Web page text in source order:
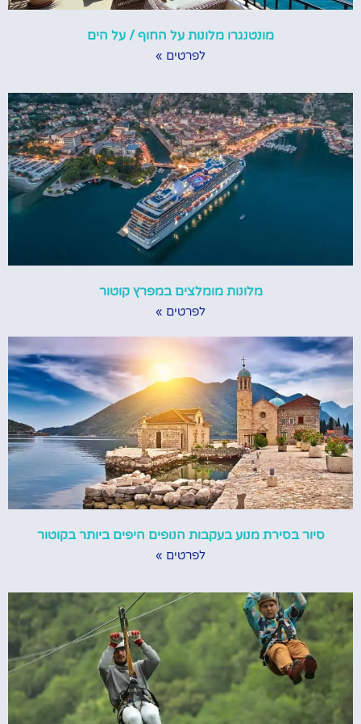
מונטנגרו מלונות על החוף / על הים
לפרטים »
מלונות מומלצים במפרץ קוטור
לפרטים »
סיור בסירת מנוע בעקבות הנופים היפים ביותר בקוטור
לפרטים »